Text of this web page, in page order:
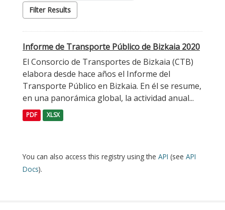
Filter Results
Informe de Transporte Público de Bizkaia 2020
El Consorcio de Transportes de Bizkaia (CTB)
elabora desde hace años el Informe del
Transporte Público en Bizkaia. En él se resume,
en una panorámica global, la actividad anual...
PDF XLSX
You can also access this registry using the API (see API
Docs).